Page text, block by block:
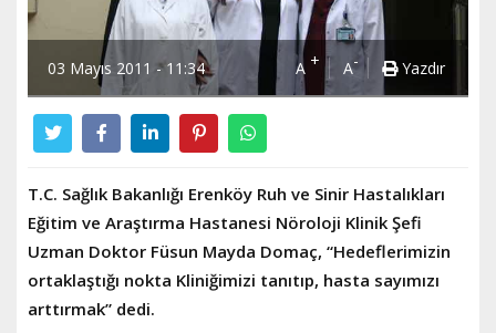
03 Mayıs 2011 - 11:34 A + A- Yazdır
T.C. Sağlık Bakanlığı Erenköy Ruh ve Sinir Hastalıkları
Eğitim ve Araştırma Hastanesi Nöroloji Klinik Şefi
Uzman Doktor Füsun Mayda Domaç, “Hedeflerimizin
ortaklaştığı nokta Kliniğimizi tanıtıp, hasta sayımızı
arttırmak” dedi.